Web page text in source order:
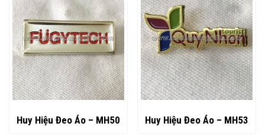
Huy Hiệu Đeo Áo – MH50 Huy Hiệu Đeo Áo – MH53